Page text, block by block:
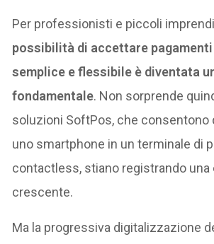
Per professionisti e piccoli
possibilità di accettare pagamenti
semplice e flessibile è diventata
fondamentale. Non sorprende
soluzioni SoftPos, che consentono
uno smartphone in un terminale di
contactless, stiano registrando
crescente.
Ma la progressiva digitalizzazione